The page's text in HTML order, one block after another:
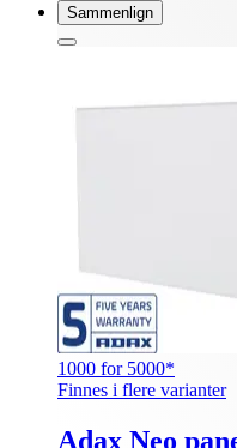
Sammenlign
1000 for 5000*
Finnes i flere varianter
Adax Neo